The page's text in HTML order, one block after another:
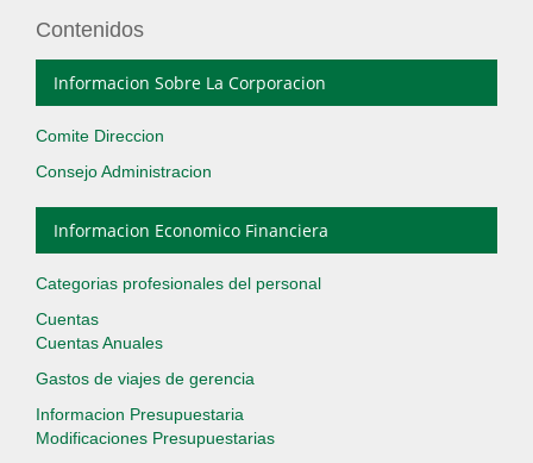
Contenidos
Informacion Sobre La Corporacion
Comite Direccion
Consejo Administracion
Informacion Economico Financiera
Categorias profesionales del personal
Cuentas
Cuentas Anuales
Gastos de viajes de gerencia
Informacion Presupuestaria
Modificaciones Presupuestarias